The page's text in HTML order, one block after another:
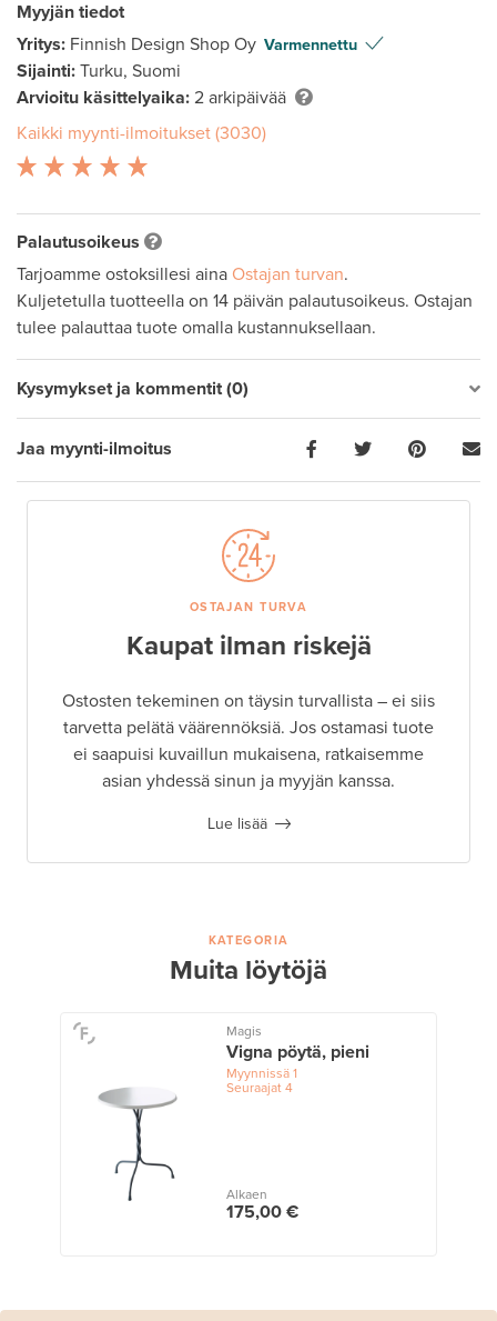
Myyjän tiedot
Yritys: Finnish Design Shop Oy Varmennettu
Sijainti: Turku, Suomi
Arvioitu käsittelyaika: 2 arkipäivää
Kaikki myynti-ilmoitukset (3030)
Palautusoikeus
Tarjoamme ostoksillesi aina Ostajan turvan.
Kuljetetulla tuotteella on 14 päivän palautusoikeus. Ostajan
tulee palauttaa tuote omalla kustannuksellaan.
Kysymykset ja kommentit (0)
Jaa myynti-ilmoitus
OSTAJAN TURVA
Kaupat ilman riskejä
Ostosten tekeminen on täysin turvallista – ei siis
tarvetta pelätä väärennöksiä. Jos ostamasi tuote
ei saapuisi kuvaillun mukaisena, ratkaisemme
asian yhdessä sinun ja myyjän kanssa.
Lue lisää
KATEGORIA
Muita löytöjä
Magis
Vigna pöytä, pieni
Myynnissä1
Seuraajat 4
Alkaen
175,00 €